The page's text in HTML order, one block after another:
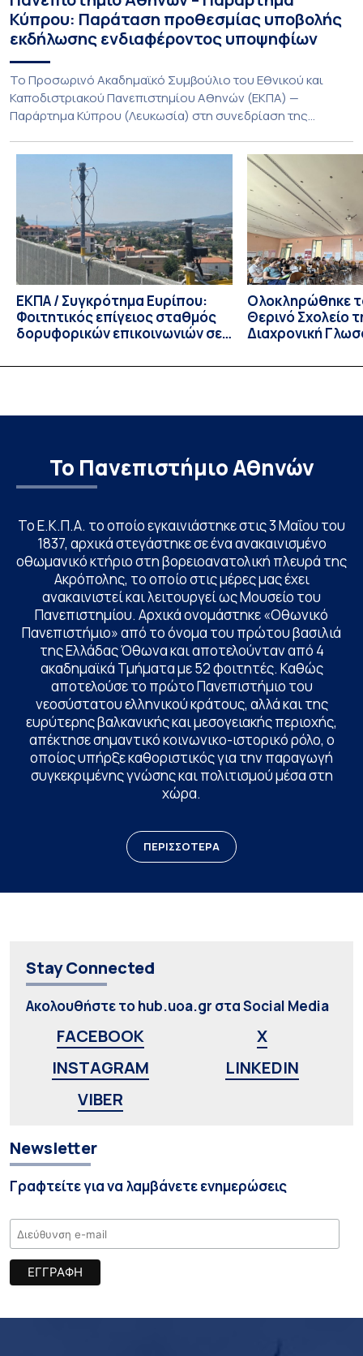
Κύπρου: Παράταση προθεσμίας υποβολής
εκδήλωσης ενδιαφέροντος υποψηφίων
Το Προσωρινό Ακαδημαϊκό Συμβούλιο του Εθνικού και
Καποδιστριακού Πανεπιστημίου Αθηνών (ΕΚΠΑ) —
Παράρτημα Κύπρου (Λευκωσία) στη συνεδρίαση της
παράταση της προθεσμίας υποβολής εκδήλωσης
ενδιαφέροντος για την φοίτηση σε Προγράμματα Σπουδών,
Τμημάτων του Πανεπιστημίου μας στο Παράρτημα Κύπρου
για το ακαδημαϊκό έτος 2026-2027, έως τη Δευτέρα 31
Αυγούστου 2026. […]
ΕΚΠΑ / Συγκρότημα Ευρίπου:
Φοιτητικός επίγειος σταθμός
δορυφορικών επικοινωνιών σε
Ολοκληρώθηκε
Θερινό Σχολείο
Διαχρονική
Linguistics in
Το Πανεπιστήμιο Αθηνών
Το Ε.Κ.Π.Α. το οποίο εγκαινιάστηκε στις 3 Μαΐου του
1837, αρχικά στεγάστηκε σε ένα ανακαινισμένο
οθωμανικό κτήριο στη βορειοανατολική πλευρά της
Ακρόπολης, το οποίο στις μέρες μας έχει
ανακαινιστεί και λειτουργεί ως Μουσείο του
Πανεπιστημίου. Αρχικά ονομάστηκε «Οθωνικό
Πανεπιστήμιο» από το όνομα του πρώτου βασιλιά
της Ελλάδας Όθωνα και αποτελούνταν από 4
ακαδημαϊκά Τμήματα με 52 φοιτητές. Καθώς
αποτελούσε το πρώτο Πανεπιστήμιο του
νεοσύστατου ελληνικού κράτους, αλλά και της
ευρύτερης βαλκανικής και μεσογειακής περιοχής,
απέκτησε σημαντικό κοινωνικο-ιστορικό ρόλο, ο
οποίος υπήρξε καθοριστικός για την παραγωγή
συγκεκριμένης γνώσης και πολιτισμού μέσα στη
χώρα.
ΠΕΡΙΣΣΟΤΕΡΑ
Stay Connected
Ακολουθήστε το hub.uoa.gr στα Social Media
FACEBOOK
X
INSTAGRAM
LINKEDIN
VIBER
Newsletter
Γραφτείτε για να λαμβάνετε ενημερώσεις